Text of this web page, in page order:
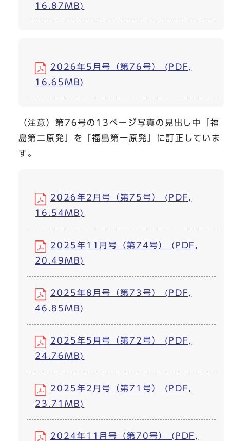
16.87MB)
2026年5月号（第76号） (PDF,
16.65MB)
（注意）第76号の13ページ写真の見出し中「福
島第二原発」を「福島第一原発」に訂正していま
す。
2026年2月号（第75号） (PDF,
16.54MB)
2025年11月号（第74号） (PDF,
20.49MB)
2025年8月号（第73号） (PDF,
46.85MB)
2025年5月号（第72号） (PDF,
24.76MB)
2025年2月号（第71号） (PDF,
23.71MB)
2024年11月号（第70号） (PDF,